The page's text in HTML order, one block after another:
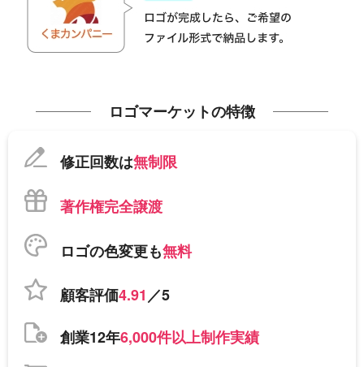
ロゴマーケットの特徴
修正回数は無制限
著作権完全譲渡
ロゴの色変更も無料
顧客評価4.91／5
創業12年6,000件以上制作実績